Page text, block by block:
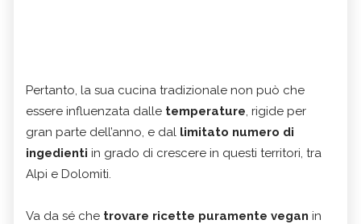
Pertanto, la sua cucina tradizionale non può che
essere influenzata dalle temperature, rigide per
gran parte dell’anno, e dal limitato numero di
ingedienti in grado di crescere in questi territori, tra
Alpi e Dolomiti.
Va da sé che trovare ricette puramente vegan in